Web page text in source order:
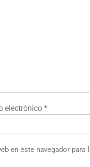
electrónico *
en este navegador para